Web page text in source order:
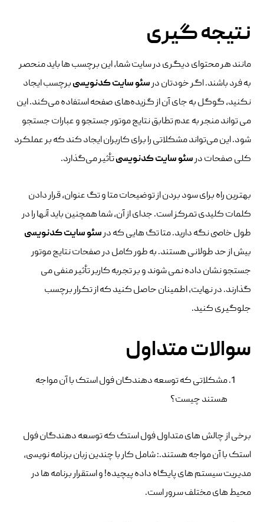
نتیجه گیری
مانند هر محتوای دیگری در سایت شما، این برچسب ها باید منحصر
به فرد باشند. اگر خودتان درسئو سایت کدنویسیبرچسب ایجاد
نکنید، گوگل به جای آن از گزیده‌های صفحه استفاده می‌کند. این
می تواند منجر به عدم تطابق نتایج موتور جستجو و عبارات جستجو
شود. این می‌تواند مشکلاتی را برای کاربران ایجاد کند که بر عملکرد
کلی صفحات درسئو سایت کدنویسیتأثیر می‌گذارد.
بهترین راه برای سود بردن از توضیحات متا و تگ عنوان، قرار دادن
کلمات کلیدی تمرکز است. جدای از آن، شما همچنین باید آنها را در
طول خاصی نگه دارید. متا تگ هایی که درسئو سایت کدنویسی
بیش از حد طولانی هستند. به طور کامل در صفحات نتایج موتور
جستجو نشان داده نمی شوند و بر تجربه کاربر تأثیر منفی می
گذارند. در نهایت، اطمینان حاصل کنید که از تکرار برچسب
جلوگیری کنید.
سوالات متداول
مشکلاتی که توسعه دهندگان فول استک با آن مواجه
هستند چیست؟
برخی از چالش های متداول فول استک که توسعه دهندگان فول
استک با آن مواجه هستند.: شامل کار با چندین زبان برنامه نویسی،
مدیریت سیستم های پایگاه داده پیچیده! و استقرار برنامه ها در
محیط های مختلف سرور است.